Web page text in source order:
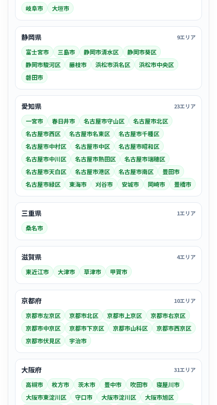
岐阜市 大垣市
静岡県 9エリア
富士宮市 三島市 静岡市清水区
静岡市葵区
静岡市駿河区
藤枝市 浜松市浜名区
浜松市中央区
磐田市
愛知県 23エリア
一宮市 春日井市 名古屋市守山区
名古屋市北区
名古屋市西区
名古屋市名東区
名古屋市千種区
名古屋市中村区
名古屋市中区
名古屋市昭和区
名古屋市中川区
名古屋市熱田区
名古屋市瑞穂区
名古屋市天白区
名古屋市港区 名古屋市南区
豊田市
名古屋市緑区
東海市 刈谷市 安城市 岡崎市 豊橋市
三重県 1エリア
桑名市
滋賀県 4エリア
東近江市 大津市 草津市 甲賀市
京都府 10エリア
京都市左京区 京都市北区 京都市上京区
京都市右京区
京都市中京区
京都市下京区 京都市山科区
京都市西京区
京都市伏見区
宇治市
大阪府 31エリア
高槻市 枚方市 茨木市 豊中市 吹田市
寝屋川市
大阪市東淀川区
守口市 大阪市淀川区
大阪市旭区